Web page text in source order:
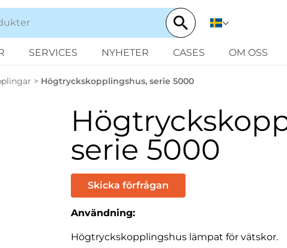
SERVICES NYHETER CASES OM OSS
> Högtryckskopplingshus, serie 5000
serie 5000
Skicka förfrågan
Användning:
Högtryckskopplingshus lämpat för vätskor.